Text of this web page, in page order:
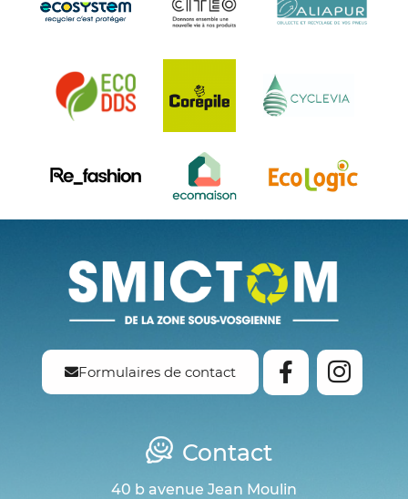
Formulaires de contact
Contact
40 b avenue Jean Moulin